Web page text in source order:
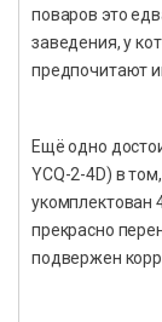
поваров это
заведения, у
предпочитают
Ещё одно
YCQ-2-4D) в
укомплектован
прекрасно
подвержен